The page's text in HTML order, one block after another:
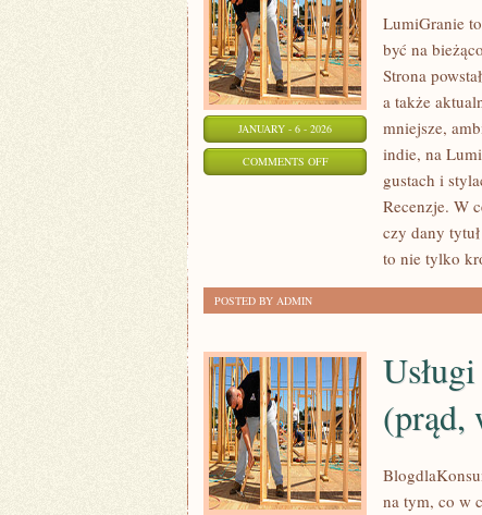
JANUARY - 6 - 2026
COMMENTS OFFON
SOUNDTRACKI
LumiGranie
być na
Strona
a także
mniejsze,
indie, na
gustach i
Recenzje. W
czy dany
to nie tylko
POSTED BY ADMIN
(prąd,
na tym, co w